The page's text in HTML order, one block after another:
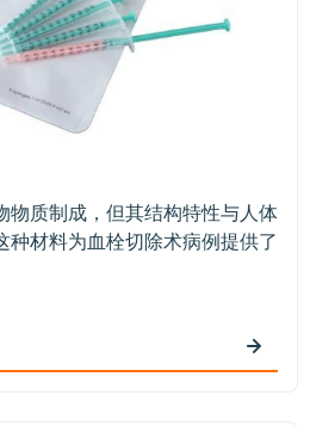
物质制成，但其结构特性与人体
种材料为血栓切除术病例提供了